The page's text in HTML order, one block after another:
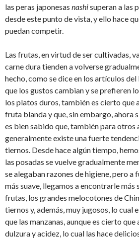
las peras japonesas nashisuperan a las
desde este punto de vista, y ello hace
puedan competir.
Las frutas, en virtud de ser cultivadas,
carne dura tienden a volverse
hecho, como se dice en los artículos
que los gustos cambian y se prefieren
los platos duros, también es cierto que
fruta blanda y que, sin embargo, ahora
es bien sabido que, también para otros
generalmente existe una fuerte
tiernos. Desde hace algún tiempo,
las posadas se vuelve gradualmente
se alegaban razones de higiene, pero a
más suave, llegamos a encontrarle más
frutas, los grandes melocotones de
tiernos y, además, muy jugosos, lo cual
que las manzanas, aunque es cierto
dulzura y acidez, lo cual las hace